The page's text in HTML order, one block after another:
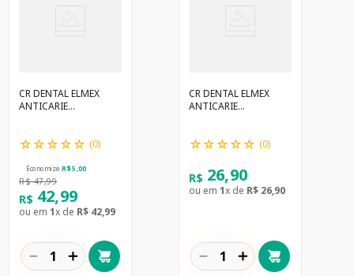
CR DENTAL ELMEX
ANTICARIE
☆☆☆☆☆ (0)
Economize R$ 5,00
R$ 47,99
R$ 42,99
ou em 1x de R$ 42,99
＋
－
CR DENTAL ELMEX
ANTICARIE
☆☆☆☆☆ (0)
R$ 26,90
ou em 1x de R$ 26,90
＋
－